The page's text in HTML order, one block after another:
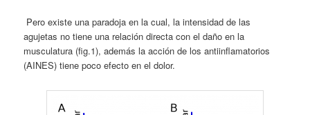
Pero existe una paradoja en la cual, la intensidad de las
agujetas no tiene una relación directa con el daño en la
musculatura (fig.1), además la acción de los antiinflamatorios
(AINES) tiene poco efecto en el dolor.